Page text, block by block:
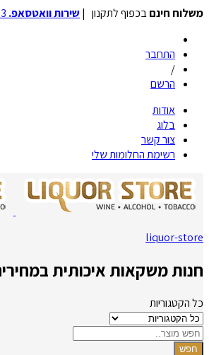
משלוח חינםבכפוף לתקנון | שירות וואטסאפ.
התחבר
/
הרשם
אודות
בלוג
צור קשר
רשימת החלומות שלי
liquor-store
חנות משקאות איכותית
כל הקטגוריות
חפש